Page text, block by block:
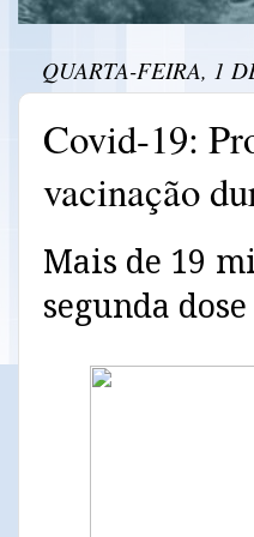
QUARTA-FEIRA, 1
Covid-19:
vacinação
Mais de 19
segunda